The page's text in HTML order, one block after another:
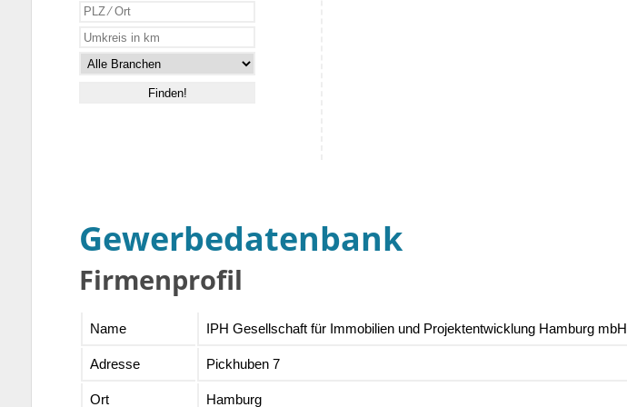
Gewerbedatenbank
Firmenprofil
Name IPH Gesellschaft für Immobilien und Projektentwicklung Hamburg mbH
Adresse Pickhuben 7
Ort Hamburg